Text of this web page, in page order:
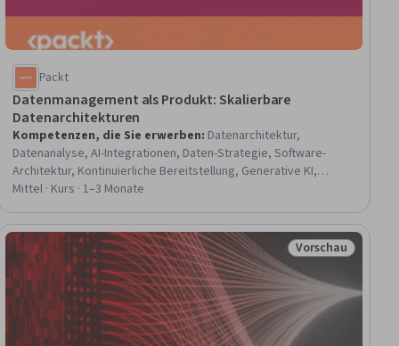
Packt
Datenmanagement als Produkt: Skalierbare
Datenarchitekturen
Kompetenzen, die Sie erwerben: Datenarchitektur,
Datenanalyse, AI-Integrationen, Daten-Strategie, Software-
Architektur, Kontinuierliche Bereitstellung, Generative KI,
Produkt-Automatisierung, Instandhaltbarkeit, Interoperabilität,
Semantisches Web, CI/CD, Informationsarchitektur, AI-
Förderung, Datenmodellierung, Skalierbarkeit, Datenverwaltung
Mittel · Kurs · 1–3 Monate
Status: Vorschau
Vorschau